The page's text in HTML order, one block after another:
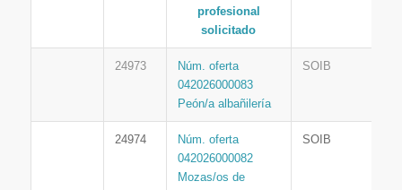
profesional
solicitado
24973
Núm. oferta
042026000083
Peón/a albañilería
SOIB
24974
Núm. oferta
042026000082
Mozas/os de
SOIB